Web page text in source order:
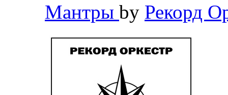
Мантры by Рекорд